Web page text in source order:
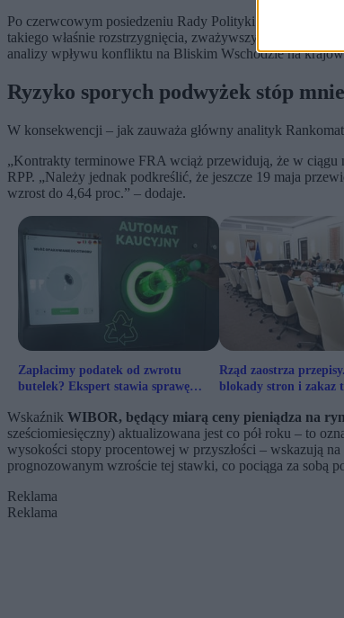
Po czerwcowym posiedzeniu Rady Polityki Pieniężnej
takiego właśnie rozstrzygnięcia, zważywszy na
analizy wpływu konfliktu na Bliskim Wschodzie na
Ryzyko sporych podwyżek stóp
W konsekwencji – jak zauważa główny analityk
„Kontrakty terminowe FRA wciąż przewidują, że w
RPP. „Należy jednak podkreślić, że jeszcze 19 maja
wzrost do 4,64 proc.” – dodaje.
Zapłacimy podatek od zwrotu
butelek? Ekspert stawia sprawę
Rząd zaostrza
blokady stron i zakaz
Wskaźnik WIBOR, będący miarą ceny pieniądza na
sześciomiesięczny) aktualizowana jest co pół roku – to
wysokości stopy procentowej w przyszłości – wskazują
prognozowanym wzroście tej stawki, co pociąga za sobą
Reklama
Reklama